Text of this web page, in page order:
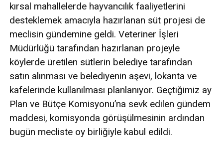
kırsal mahallelerde hayvancılık faaliyetlerini
desteklemek amacıyla hazırlanan süt projesi de
meclisin gündemine geldi. Veteriner İşleri
Müdürlüğü tarafından hazırlanan projeyle
köylerde üretilen sütlerin belediye tarafından
satın alınması ve belediyenin aşevi, lokanta ve
kafelerinde kullanılması planlanıyor. Geçtiğimiz ay
Plan ve Bütçe Komisyonu’na sevk edilen gündem
maddesi, komisyonda görüşülmesinin ardından
bugün mecliste oy birliğiyle kabul edildi.